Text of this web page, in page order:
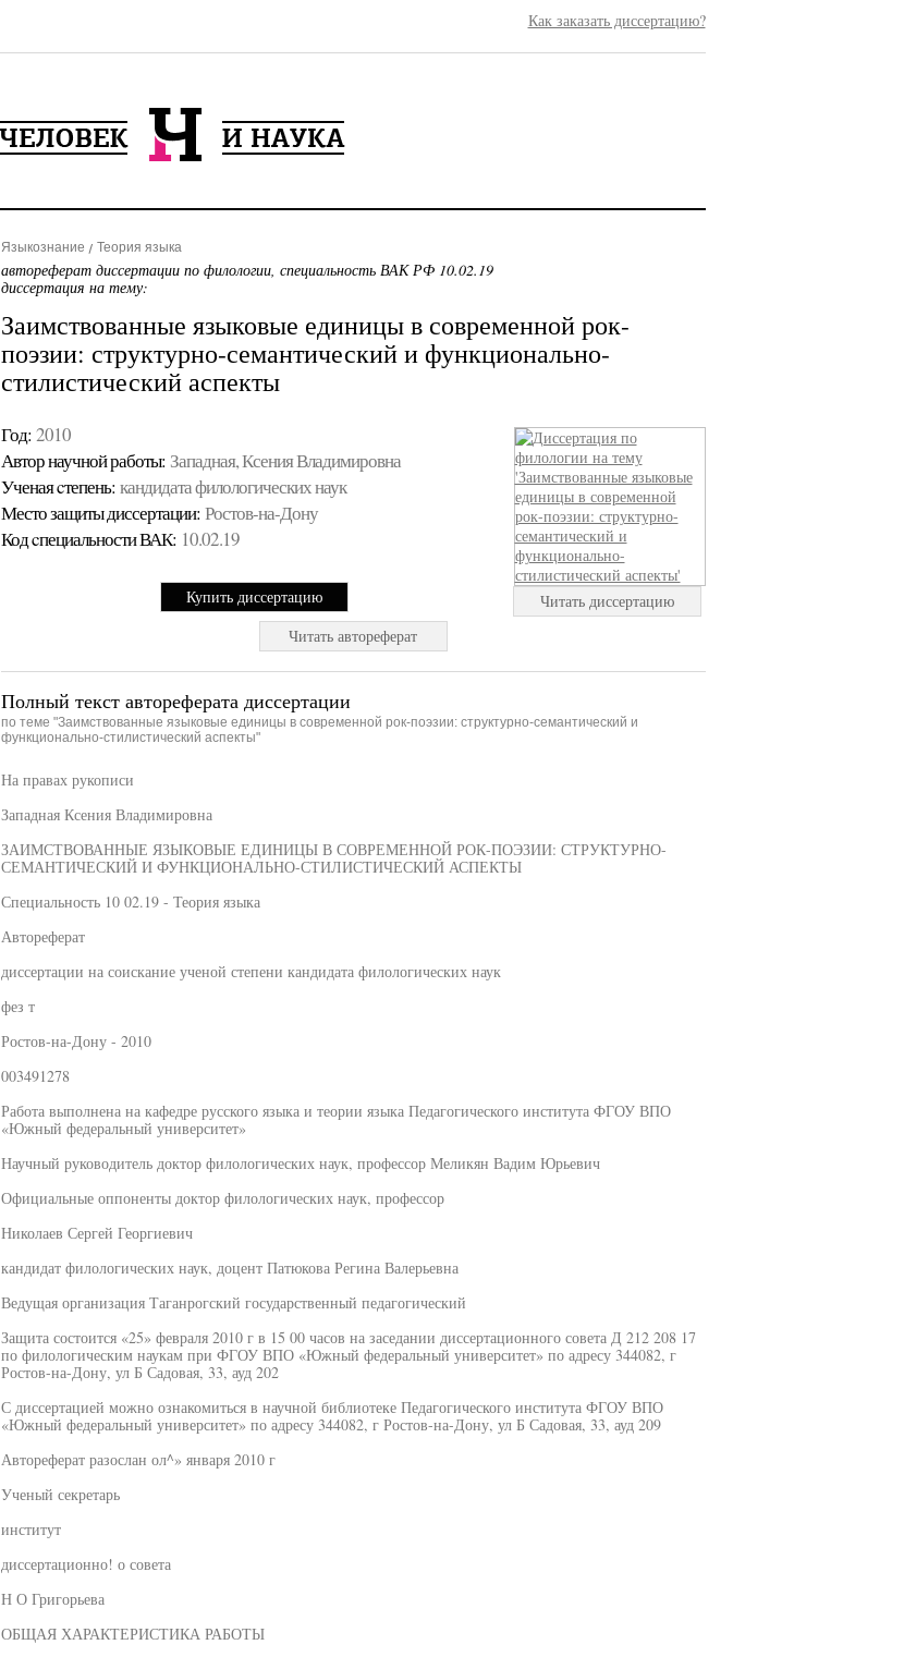
Как заказать диссертацию?
Языкознание Теория языка
автореферат диссертации по филологии, специальность ВАК РФ 10.02.19
диссертация на тему:
Заимствованные языковые единицы в современной рок-
поэзии: структурно-семантический и функционально-
стилистический аспекты
Год: 2010
Автор научной работы: Западная, Ксения Владимировна
Ученая cтепень: кандидата филологических наук
Место защиты диссертации: Ростов-на-Дону
Код cпециальности ВАК: 10.02.19
Купить диссертацию
Читать диссертацию
Читать автореферат
Полный текст автореферата диссертации
по теме "Заимствованные языковые единицы в современной рок-поэзии: структурно-семантический и
функционально-стилистический аспекты"
На правах рукописи
Западная Ксения Владимировна
ЗАИМСТВОВАННЫЕ ЯЗЫКОВЫЕ ЕДИНИЦЫ В СОВРЕМЕННОЙ РОК-ПОЭЗИИ: СТРУКТУРНО-
СЕМАНТИЧЕСКИЙ И ФУНКЦИОНАЛЬНО-СТИЛИСТИЧЕСКИЙ АСПЕКТЫ
Специальность 10 02.19 - Теория языка
Автореферат
диссертации на соискание ученой степени кандидата филологических наук
фез т
Ростов-на-Дону - 2010
003491278
Работа выполнена на кафедре русского языка и теории языка Педагогического института ФГОУ ВПО
«Южный федеральный университет»
Научный руководитель доктор филологических наук, профессор Меликян Вадим Юрьевич
Официальные оппоненты доктор филологических наук, профессор
Николаев Сергей Георгиевич
кандидат филологических наук, доцент Патюкова Регина Валерьевна
Ведущая организация Таганрогский государственный педагогический
Защита состоится «25» февраля 2010 г в 15 00 часов на заседании диссертационного совета Д 212 208 17
по филологическим наукам при ФГОУ ВПО «Южный федеральный университет» по адресу 344082, г
Ростов-на-Дону, ул Б Садовая, 33, ауд 202
С диссертацией можно ознакомиться в научной библиотеке Педагогического института ФГОУ ВПО
«Южный федеральный университет» по адресу 344082, г Ростов-на-Дону, ул Б Садовая, 33, ауд 209
Автореферат разослан ол^» января 2010 г
Ученый секретарь
институт
диссертационно! о совета
Н О Григорьева
ОБЩАЯ ХАРАКТЕРИСТИКА РАБОТЫ